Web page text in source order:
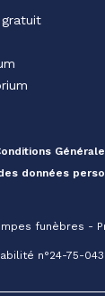
gratuit
données
funèbres -
n°24-75-